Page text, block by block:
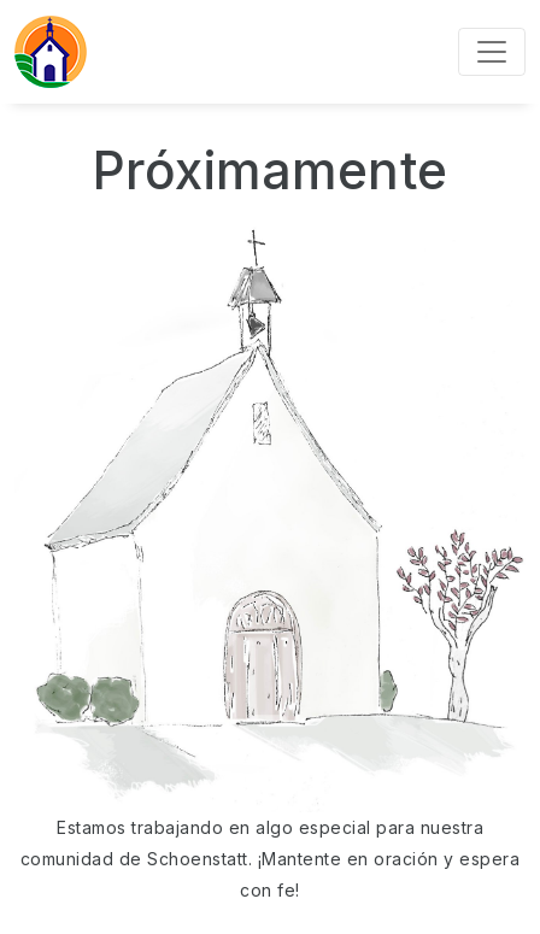
Próximamente
Estamos trabajando en algo especial para nuestra
comunidad de Schoenstatt. ¡Mantente en oración y espera
con fe!